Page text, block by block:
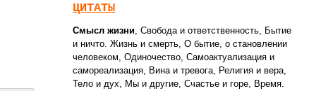
ЦИТАТЫ
Смысл жизни, Свобода и ответственность, Бытие
и ничто. Жизнь и смерть, О бытие, о становлении
человеком, Одиночество, Самоактуализация и
самореализация, Вина и тревога, Религия и вера,
Тело и дух, Мы и другие, Счастье и горе, Время.